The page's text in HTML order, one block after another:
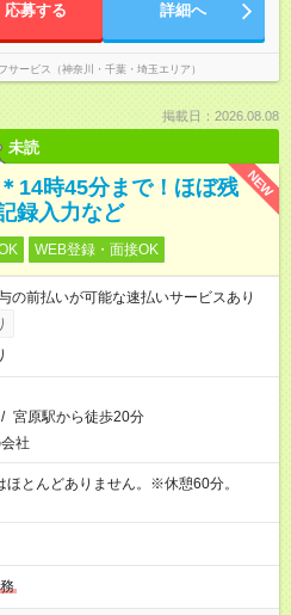
応募する 詳細へ
サービス（神奈川・千葉・埼玉エリア）
掲載日：2026.08.08
未読
NEW
14時45分まで！ほぼ残
録入力など
WEB登録・面接OK
前払いが可能な速払いサービスあり
/ 宮原駅から徒歩20分
社
とんどありません。※休憩60分。